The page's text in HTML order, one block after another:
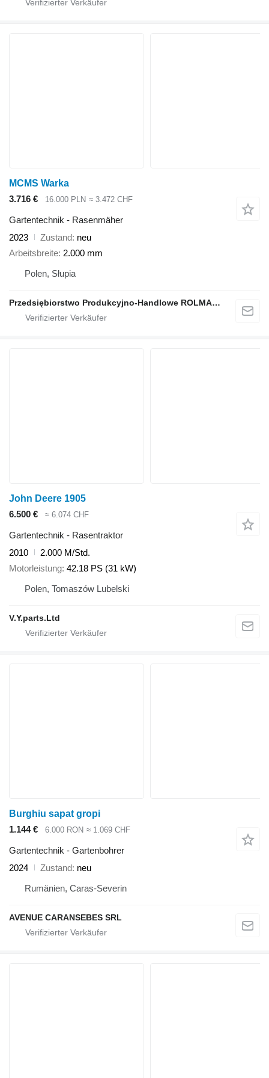
MCMS Warka
3.716 €
16.000 PLN ≈ 3.472 CHF
Gartentechnik - Rasenmäher
2023
Zustand neu
Arbeitsbreite 2.000 mm
Polen, Słupia
Przedsiębiorstwo Produkcyjno-Handlowe ROLMAPOL Marcin Dziekan
John Deere 1905
6.500 €
≈ 6.074 CHF
Gartentechnik - Rasentraktor
2010
2.000 M/Std.
Motorleistung 42.18 PS (31 kW)
Polen, Tomaszów Lubelski
V.Y.parts.Ltd
Burghiu sapat gropi
1.144 €
6.000 RON ≈ 1.069 CHF
Gartentechnik - Gartenbohrer
2024
Zustand neu
Rumänien, Caras-Severin
AVENUE CARANSEBES SRL